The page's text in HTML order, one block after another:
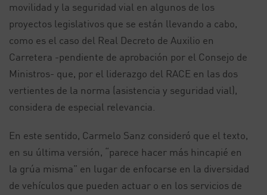
movilidad y la seguridad vial en algunos de los
proyectos legislativos que se están llevando a cabo,
como es el caso del Real Decreto de Auxilio en
Carretera -pendiente de aprobación por el Consejo de
Ministros- que, por el liderazgo del RACE en las dos
vertientes de la norma (asistencia y seguridad vial),
considera de especial relevancia.
En este sentido, Carmelo Sanz consideró que el texto,
en su última versión, “parece hacer más hincapié en
la grúa misma” en lugar de enfocarse en la diversidad
de vehículos que pueden actuar o en los servicios de